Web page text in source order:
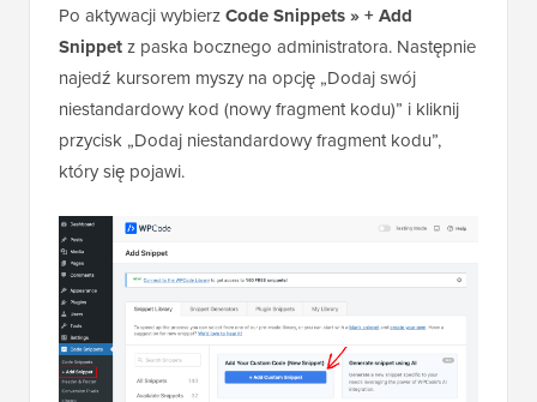
Po aktywacji wybierzCode Snippets » + Add
Snippetz paska bocznego administratora. Następnie
najedź kursorem myszy na opcję „Dodaj swój
niestandardowy kod (nowy fragment kodu)” i kliknij
przycisk „Dodaj niestandardowy fragment kodu”,
który się pojawi.